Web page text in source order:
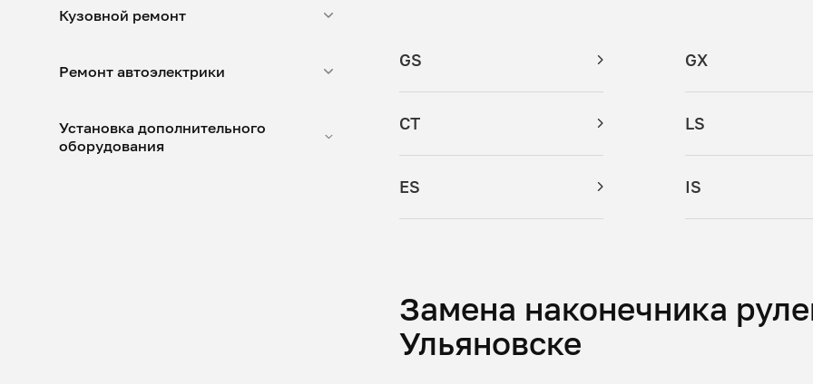
Кузовной ремонт
Ремонт автоэлектрики
Установка дополнительного
оборудования
GS GX
CT LS
ES IS
Замена наконечника
Ульяновске